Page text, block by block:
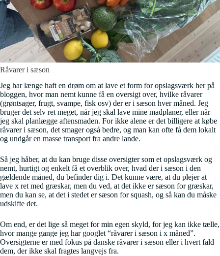
Råvarer i sæson
Jeg har længe haft en drøm om at lave et form for opslagsværk her på
bloggen, hvor man nemt kunne få en oversigt over, hvilke råvarer
(grøntsager, frugt, svampe, fisk osv) der er i sæson hver måned. Jeg
bruger det selv ret meget, når jeg skal lave mine madplaner, eller når
jeg skal planlægge aftensmaden. For ikke alene er det billigere at købe
råvarer i sæson, det smager også bedre, og man kan ofte få dem lokalt
og undgår en masse transport fra andre lande.
Så jeg håber, at du kan bruge disse oversigter som et opslagsværk og
nemt, hurtigt og enkelt få et overblik over, hvad der i sæson i den
gældende måned, du befinder dig i. Det kunne være, at du plejer at
lave x ret med græskar, men du ved, at det ikke er sæson for græskar,
men du kan se, at det i stedet er sæson for squash, og så kan du måske
udskifte det.
Om end, er det lige så meget for min egen skyld, for jeg kan ikke tælle,
hvor mange gange jeg har googlet “råvarer i sæson i x måned”.
Oversigterne er med fokus på danske råvarer i sæson eller i hvert fald
dem, der ikke skal fragtes langvejs fra.